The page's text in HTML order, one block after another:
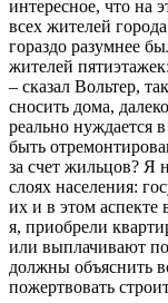
интересное, что на
всех жителей
гораздо разумнее
жителей
– сказал Вольтер,
сносить дома,
реально нуждается
быть
за счет жильцов? Я
слоях населения:
их и в этом аспекте
я, приобрели
или выплачивают
должны объяснить
пожертвовать